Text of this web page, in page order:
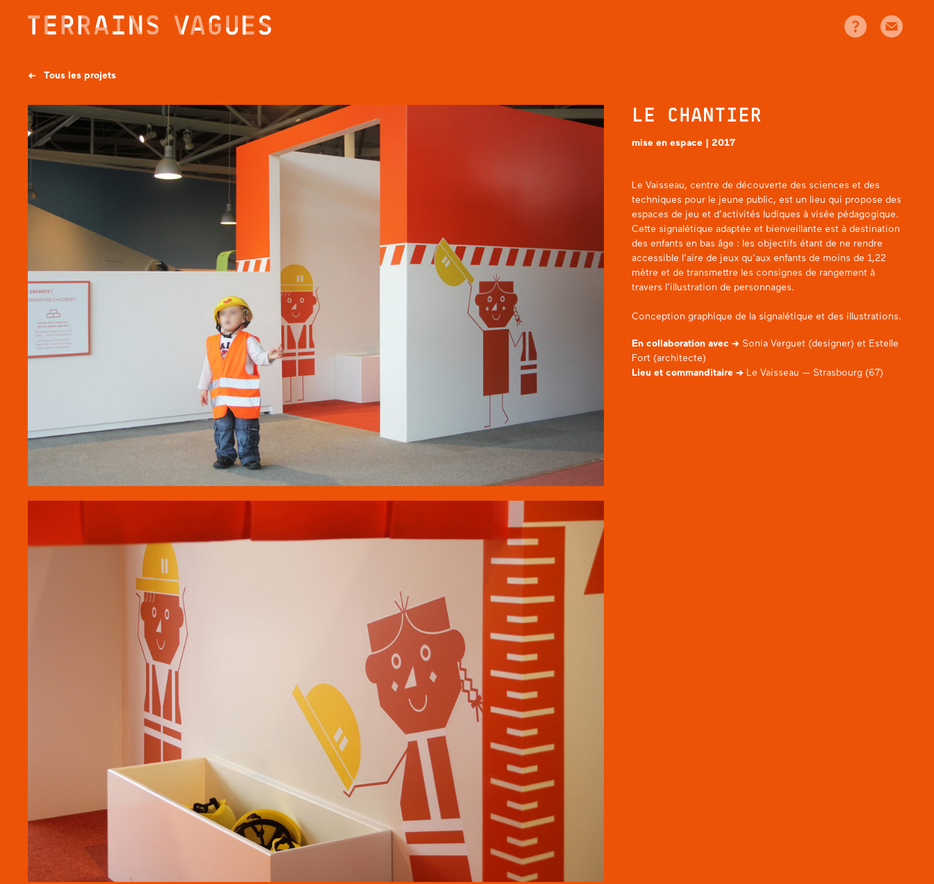
content
← Tous les projets
LE CHANTIER
mise en espace | 2017
Le Vaisseau,centre de découverte des sciences et des
techniques pour le jeune public,est un lieu qui propose des
espaces de jeu et d’activités ludiques à visée pédagogique.
Cette signalétique adaptée et bienveillante est à destination
des enfants en bas âge : les objectifs étant de ne rendre
accessible l’aire de jeux qu’aux enfants de moins de 1,22
mètre et de transmettre les consignes de rangement à
travers l’illustration de personnages.
Conception graphique de la signalétique et des illustrations.
En collaboration avec→ Sonia Verguet (designer) et Estelle
Fort (architecte)
Lieu et commanditaire→ Le Vaisseau — Strasbourg (67)